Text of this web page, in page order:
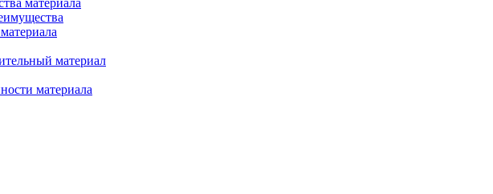
материал
материала